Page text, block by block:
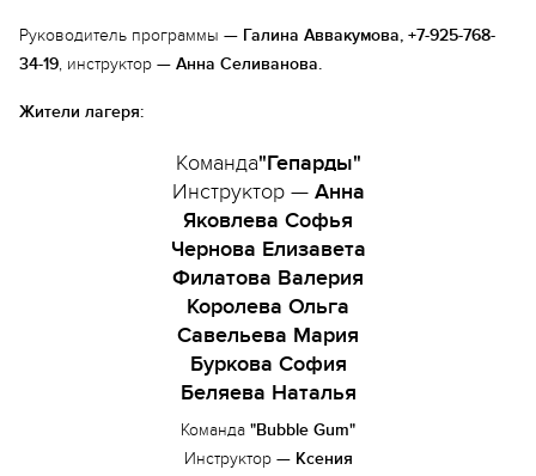
Руководитель программы — Галина Аввакумова, +7-925-768-
34-19, инструктор — Анна Селиванова.
Жители лагеря:
Команда"Гепарды"
Инструктор — Анна
Яковлева Софья
Чернова Елизавета
Филатова Валерия
Королева Ольга
Савельева Мария
Буркова София
Беляева Наталья
Команда "Bubble Gum"
Инструктор — Ксения